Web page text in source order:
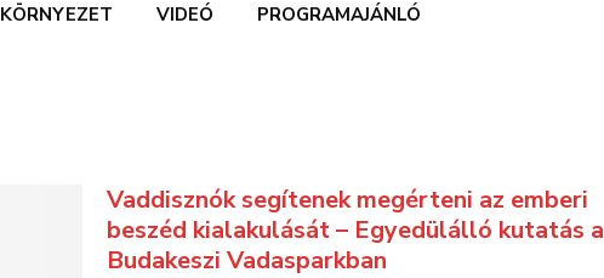
KÖRNYEZET VIDEÓ PROGRAMAJÁNLÓ
Vaddisznók segítenek megérteni az emberi
beszéd kialakulását – Egyedülálló kutatás a
Budakeszi Vadasparkban